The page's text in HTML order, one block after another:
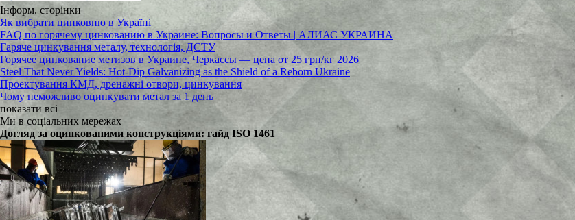
Інформ. сторінки
Як вибрати цинковню в Україні
FAQ по горячему цинкованию в Украине: Вопросы и Ответы | АЛИАС УКРАИНА
Гаряче цинкування металу, технологія, ДСТУ
Горячее цинкование метизов в Украине, Черкассы — цена от 25 грн/кг 2026
Steel That Never Yields: Hot-Dip Galvanizing as the Shield of a Reborn Ukraine
Проектування КМД, дренажні отвори, цинкування
Чому неможливо оцинкувати метал за 1 день
показати всі
Ми в соціальних мережах
Догляд за оцинкованими конструкціями: гайд ISO 1461